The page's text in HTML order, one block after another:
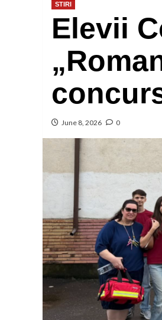
STIRI
Elevii
June 8, 2026 0